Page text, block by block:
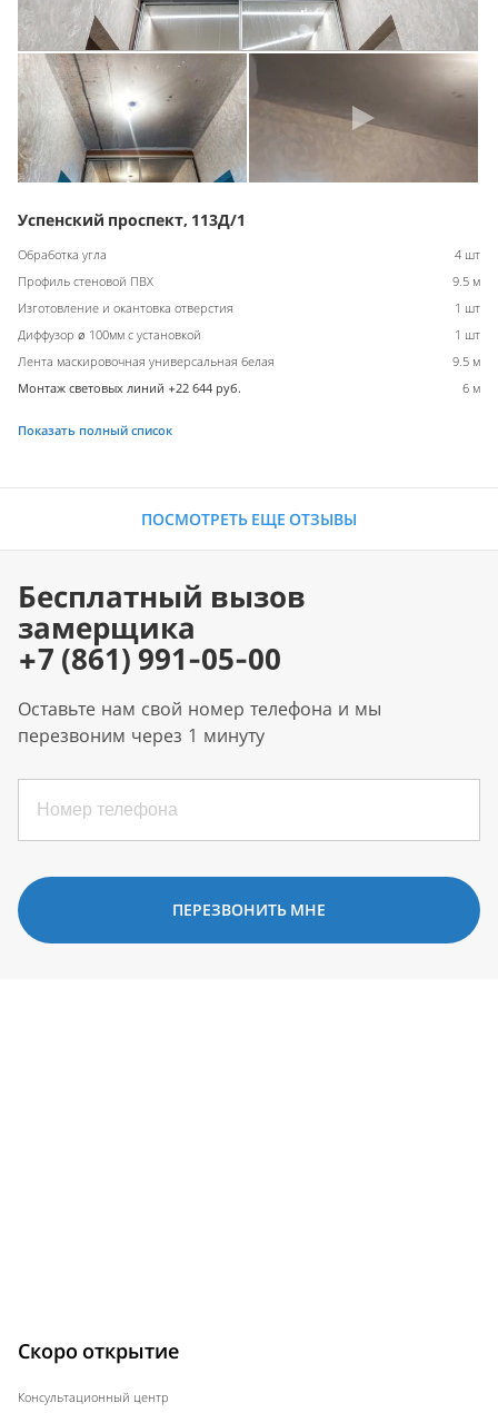
Успенский проспект, 113Д/1
Обработка угла
4 шт
Профиль стеновой ПВХ
9.5 м
Изготовление и окантовка отверстия
1 шт
Диффузор ø 100мм с установкой
1 шт
Лента маскировочная универсальная белая
9.5 м
Монтаж световых линий +22 644 руб.
6 м
Показать полный список
ПОСМОТРЕТЬ ЕЩЕ ОТЗЫВЫ
Бесплатный вызов
замерщика
+7 (861) 991-05-00
Оставьте нам свой номер телефона и мы
перезвоним через 1 минуту
ПЕРЕЗВОНИТЬ МНЕ
Скоро открытие
Консультационный центр